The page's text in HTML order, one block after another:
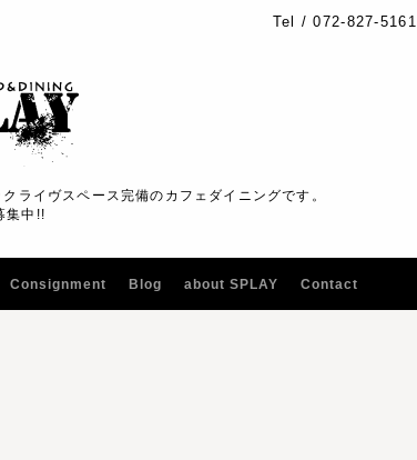
Tel / 072-827-5161
ライヴスペース完備のカフェダイニングです。
集中!!
Consignment Blog about SPLAY Contact